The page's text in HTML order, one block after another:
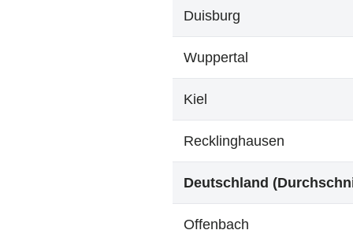
Duisburg
Wuppertal
Kiel
Recklinghausen
Deutschland
Offenbach